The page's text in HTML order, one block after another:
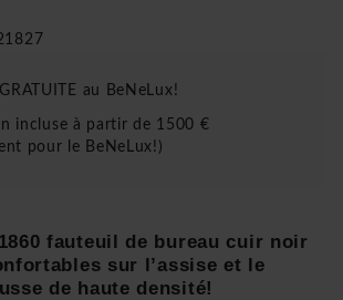
au BeNeLux!
incluse à partir de 1500 €
pour le BeNeLux!)
fauteuil de bureau cuir noir
sur l’assise et le
de haute densité!